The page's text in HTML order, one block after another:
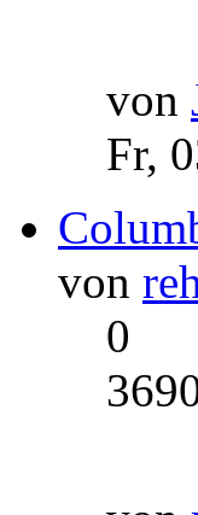
von
Fr,
von
0